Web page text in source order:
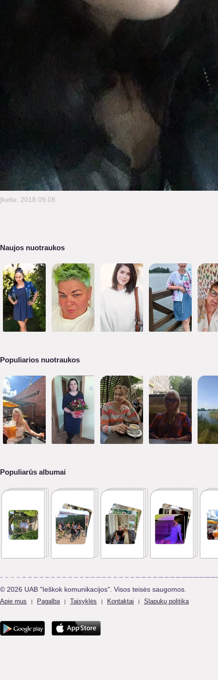
Įkelta: 2018.09.08
Naujos nuotraukos
Populiarios nuotraukos
Populiarūs albumai
© 2026 UAB "Ieškok komunikacijos". Visos teisės saugomos.
Apie mus | Pagalba | Taisyklės | Kontaktai | Slapukų politika